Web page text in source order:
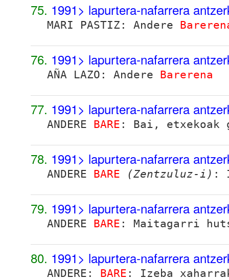
75. 1991> lapurtera-nafarrera
MARI PASTIZ: Andere
76. 1991> lapurtera-nafarrera
AÑA LAZO: Andere Barerena
77. 1991> lapurtera-nafarrera
ANDERE BARE : Bai, etxekoak
78. 1991> lapurtera-nafarrera
ANDERE BARE (Zentzuluz-i) :
79. 1991> lapurtera-nafarrera
ANDERE BARE : Maitagarri
80. 1991> lapurtera-nafarrera
ANDERE: BARE : Izeba